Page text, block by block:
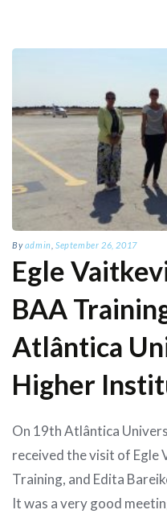
Byadmin ,September 26, 2017
Egle
BAA
Atlântica
Higher
On 19th Atlântica
received the visit of Egle
Training, and Edita
It was a very good